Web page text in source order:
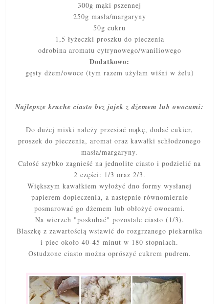
300g mąki pszennej
250g masła/margaryny
50g cukru
1,5 łyżeczki proszku do pieczenia
odrobina aromatu cytrynowego/waniliowego
Dodatkowo:
gęsty dżem/owoce (tym razem użyłam wiśni w żelu)
Najlepsze kruche ciasto bez jajek z dżemem lub owocami:
Do dużej miski należy przesiać mąkę, dodać cukier,
proszek do pieczenia, aromat oraz kawałki schłodzonego
masła/margaryny.
Całość szybko zagnieść na jednolite ciasto i podzielić na
2 części: 1/3 oraz 2/3.
Większym kawałkiem wyłożyć dno formy wysłanej
papierem dopieczenia, a następnie równomiernie
posmarować go dżemem lub obłożyć owocami.
Na wierzch "poskubać" pozostałe ciasto (1/3).
Blaszkę z zawartością wstawić do rozgrzanego piekarnika
i piec około 40-45 minut w 180 stopniach.
Ostudzone ciasto można oprószyć cukrem pudrem.